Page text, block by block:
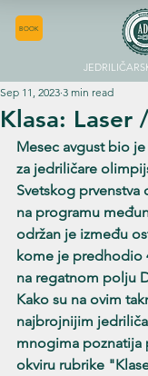
BOOK
Klasa: Laser
Sep 11, 2023 3 min read
Mesec avgust bio
za jedriličare
Svetskog prvenstva
na programu
održan je između
kome je predhodio
na regatnom polju
Kako su na ovim
najbrojnijim
mnogima poznatija
okviru rubrike